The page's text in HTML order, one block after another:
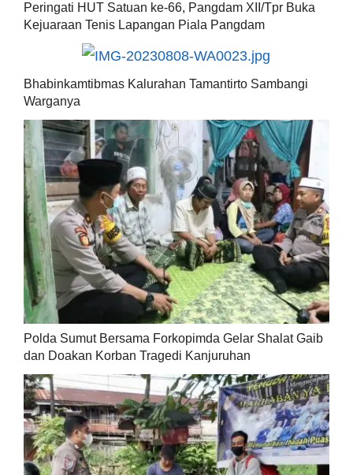
Peringati HUT Satuan ke-66, Pangdam XII/Tpr Buka
Kejuaraan Tenis Lapangan Piala Pangdam
Bhabinkamtibmas Kalurahan Tamantirto Sambangi
Warganya
Polda Sumut Bersama Forkopimda Gelar Shalat Gaib
dan Doakan Korban Tragedi Kanjuruhan